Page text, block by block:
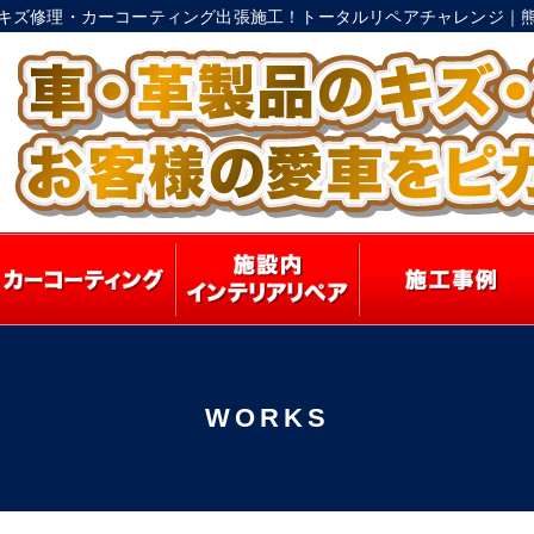
ズ修理・カーコーティング出張施工！トータルリペアチャレンジ｜
WORKS